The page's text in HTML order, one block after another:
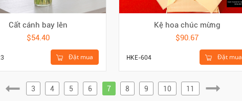
Cất cánh bay lên
$54.40
Đặt mua
Kệ hoa chúc mừng
$90.67
Đặt mua
HKE-604
3 4 5 6 7 8 9 10 11